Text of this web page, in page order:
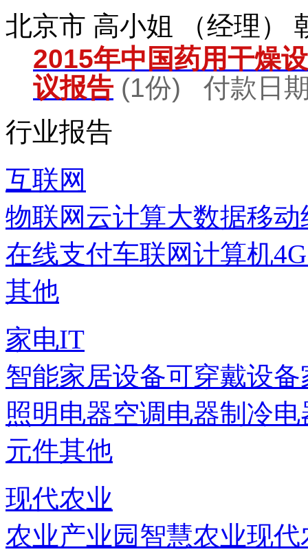
北京市 高小姐 （经理）
2015年中国药用干燥
议报告 (1份) 付款日
行业报告
互联网
物联网 云计算大数据移动
在线支付车联网计算机
其他
家电IT
智能家居设备可穿戴设备
照明电器空调电器制冷电
元件其他
现代农业
农业产业园智慧农业现代